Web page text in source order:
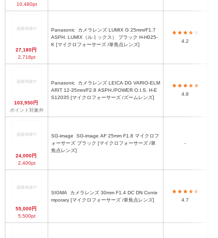
10,480pt
27,180円
2,718pt
Panasonic
ASPH. LUMIX（ルミックス） ブラック H-H025-
K [マイクロフォーサーズ /単焦点レンズ]
4.2
103,950円
ポイント対象外
Panasonic
ARIT 12-35mm/F2.8 ASPH./POWER O.I.S. H-E
S12035 [マイクロフォーサーズ /ズームレンズ]
4.8
24,000円
2,400pt
SG-image
ォーサーズ ブラック [マイクロフォーサーズ /単
焦点レンズ]
-
55,000円
5,500pt
SIGMA
mporary [マイクロフォーサーズ /単焦点レンズ]
4.7